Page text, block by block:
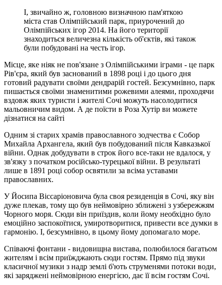
І, звичайно ж, головною визначною пам'яткою
міста став Олімпійський парк, приурочений до
Олімпійських ігор 2014. На його території
знаходиться величезна кількість об'єктів, які також
були побудовані на честь ігор.
Місце, яке ніяк не пов'язане з Олімпійськими іграми - це парк
Рів'єра, який був заснований в 1898 році і до цього дня
готовий радувати своїми дендрарій гостей. Безсумнівно, парк
пишається своїми знаменитими рожевими алеями, проходячи
вздовж яких туристи і жителі Сочі можуть насолодитися
мальовничим видом. А де поїсти в Роза Хутір ви можете
дізнатися на сайті
Одним зі старих храмів православного зодчества є Собор
Михайла Архангела, який був побудований після Кавказької
війни. Однак добудувати в строк його все-таки не вдалося, у
зв'язку з початком російсько-турецької війни. В результаті
лише в 1891 році собор освятили за всіма уставами
православних.
У Йосипа Віссаріоновича була своя резиденція в Сочі, яку він
дуже плекав, тому що був неймовірно зближені з узбережжям
Чорного моря. Сюди він приїздив, коли йому необхідно було
емоційно заспокоїтися, умиротворитися, привести все думки в
гармонію. І, безсумнівно, в цьому йому допомагало море.
Співаючі фонтани - видовищна вистава, полюбилося багатьом
жителям і всім приїжджають сюди гостям. Прямо під звуки
класичної музики з надр землі б'ють струменями потоки води,
які заряджені неймовірною енергією, дає її всім гостям Сочі.